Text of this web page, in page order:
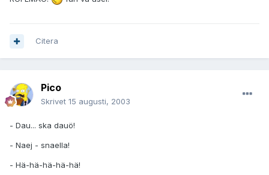
Citera
Pico
Skrivet 15 augusti, 2003
- Dau... ska dauö!
- Naej - snaella!
- Hä-hä-hä-hä-hä!